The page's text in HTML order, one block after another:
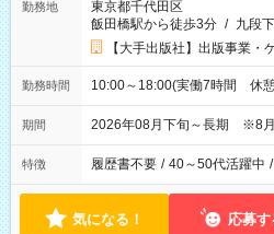
勤務地
東京都千代田区
飯田橋駅から徒歩3分 / 九段
【大手出版社】出版事業
勤務時間 10:00～18:00(実働7時間 休
期間 2026年08月下旬～長期 ※8月
特徴 履歴書不要 / 40～50代活躍中 /
気になる！ 応募す